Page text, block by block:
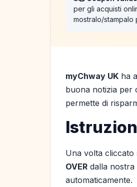
per gli acquisti
mostralo/stampalo
myChway UK ha
buona notizia per
permette di
Una volta cliccato
OVER dalla nostra
automaticamente.